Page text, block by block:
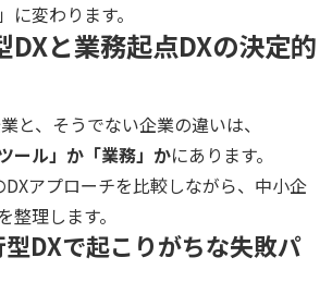
に変わります。
DXと業務起点DXの決定的
と、そうでない企業の違いは、
ール」か「業務」かにあります。
DXアプローチを比較しながら、中小企
整理します。
DXで起こりがちな失敗パ